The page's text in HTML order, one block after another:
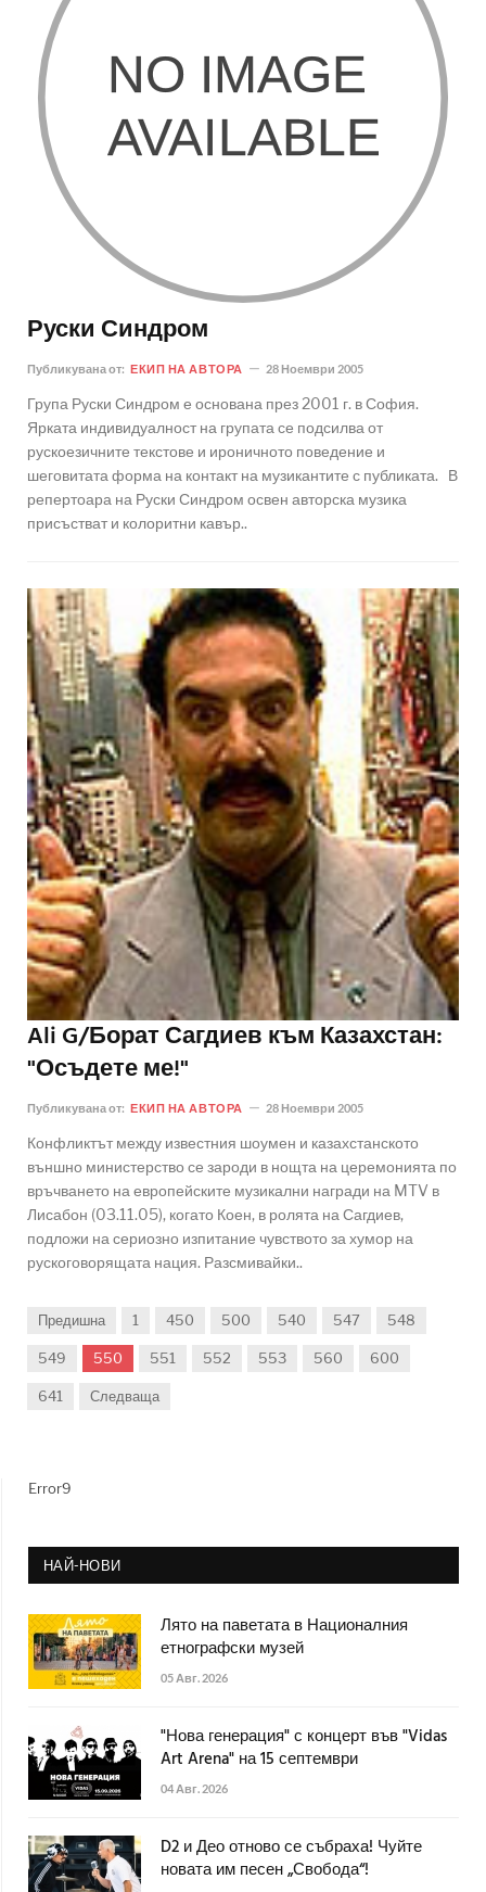
Руски Синдром
Публикувана от: ЕКИП НА АВТОРА 28 Ноември 2005
Група Руски Синдром е основана през 2001 г. в София.
Ярката индивидуалност на групата се подсилва от
рускоезичните текстове и ироничното поведение и
шеговитата форма на контакт на музикантите с публиката. В
репертоара на Руски Синдром освен авторска музика
присъстват и колоритни кавър..
Ali G/Борат Сагдиев към Казахстан:
"Осъдете ме!"
Публикувана от: ЕКИП НА АВТОРА 28 Ноември 2005
Конфликтът между известния шоумен и казахстанското
външно министерство се зароди в нощта на церемонията по
връчването на европейските музикални награди на MTV в
Лисабон (03.11.05), когато Коен, в ролята на Сагдиев,
подложи на сериозно изпитание чувството за хумор на
рускоговорящата нация. Разсмивайки..
Предишна 1 450 500 540 547 548
549 550 551 552 553 560 600
641 Следваща
Error9
НАЙ-НОВИ
Лято на паветата в Националния
етнографски музей
05 Авг. 2026
"Нова генерация" с концерт във "Vidas
Art Arena" на 15 септември
04 Авг. 2026
D2 и Део отново се събраха! Чуйте
новата им песен „Свобода“!